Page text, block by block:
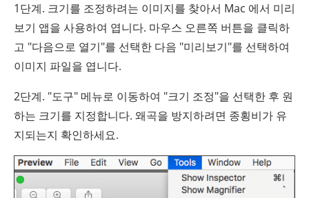
1단계. 크기를 조정하려는 이미지를 찾아서 Mac 에서 미리
보기 앱을 사용하여 엽니다. 마우스 오른쪽 버튼을 클릭하
고 "다음으로 열기"를 선택한 다음 "미리보기"를 선택하여
이미지 파일을 엽니다.
2단계. "도구" 메뉴로 이동하여 "크기 조정"을 선택한 후 원
하는 크기를 지정합니다. 왜곡을 방지하려면 종횡비가 유
지되는지 확인하세요.